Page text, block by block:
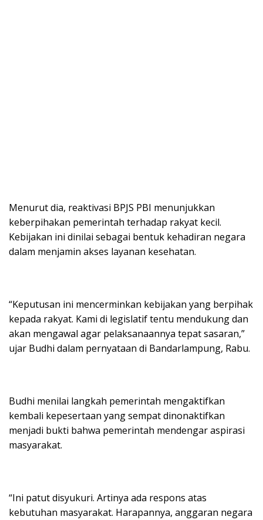
Menurut dia, reaktivasi BPJS PBI menunjukkan
keberpihakan pemerintah terhadap rakyat kecil.
Kebijakan ini dinilai sebagai bentuk kehadiran negara
dalam menjamin akses layanan kesehatan.
“Keputusan ini mencerminkan kebijakan yang berpihak
kepada rakyat. Kami di legislatif tentu mendukung dan
akan mengawal agar pelaksanaannya tepat sasaran,”
ujar Budhi dalam pernyataan di Bandarlampung, Rabu.
Budhi menilai langkah pemerintah mengaktifkan
kembali kepesertaan yang sempat dinonaktifkan
menjadi bukti bahwa pemerintah mendengar aspirasi
masyarakat.
“Ini patut disyukuri. Artinya ada respons atas
kebutuhan masyarakat. Harapannya, anggaran negara